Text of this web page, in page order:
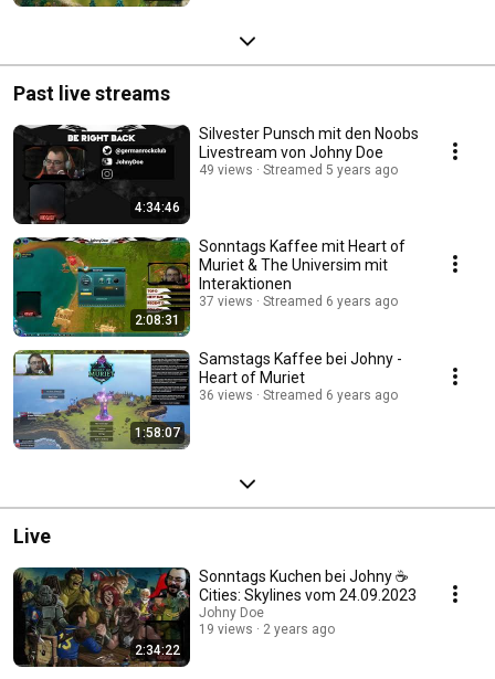
Past live streams
4:34:46
Silvester Punsch mit den Noobs
Livestream von Johny Doe
49 views Streamed 5 years ago
2:08:31
Sonntags Kaffee mit Heart of
Muriet & The Universim mit
Interaktionen
37 views Streamed 6 years ago
1:58:07
Samstags Kaffee bei Johny -
Heart of Muriet
36 views Streamed 6 years ago
Live
2:34:22
Sonntags Kuchen bei Johny ☕
Cities: Skylines vom 24.09.2023
Johny Doe
19 views
2 years ago